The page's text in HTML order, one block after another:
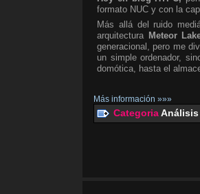
formato NUC y con la
Más allá del ruido
arquitectura Meteor
generacional, pero me
un simple ordenador,
domótica, hasta el
Más información »»»
CategoriaAnálisis